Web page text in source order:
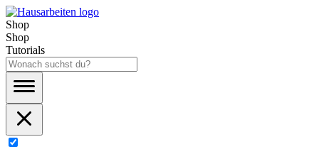
Shop
Shop
Tutorials